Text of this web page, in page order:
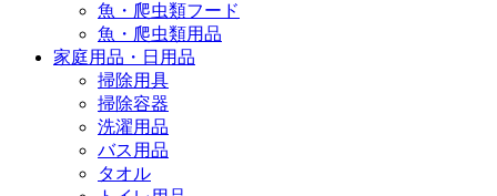
魚・爬虫類フード
魚・爬虫類用品
家庭用品・日用品
掃除用具
掃除容器
洗濯用品
バス用品
タオル